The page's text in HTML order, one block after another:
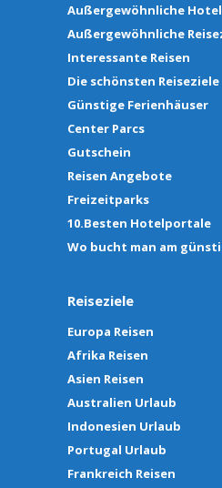
Außergewöhnliche
Außergewöhnliche
Interessante Reisen
Die schönsten Reiseziele
Günstige Ferienhäuser
Center Parcs
Gutschein
Reisen Angebote
Freizeitparks
10.Besten Hotelportale
Wo bucht man am
Reiseziele
Europa Reisen
Afrika Reisen
Asien Reisen
Australien Urlaub
Indonesien Urlaub
Portugal Urlaub
Frankreich Reisen